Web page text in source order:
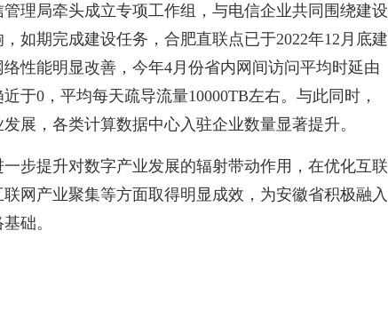
理局牵头成立专项工作组，与电信企业共同围绕建设
如期完成建设任务，合肥直联点已于2022年12月底建
性能明显改善，今年4月份省内网间访问平均时延由
于0，平均每天疏导流量10000TB左右。与此同时，
展，各类计算数据中心入驻企业数量显著提升。
步提升对数字产业发展的辐射带动作用，在优化互联
网产业聚集等方面取得明显成效，为安徽省积极融入
础。